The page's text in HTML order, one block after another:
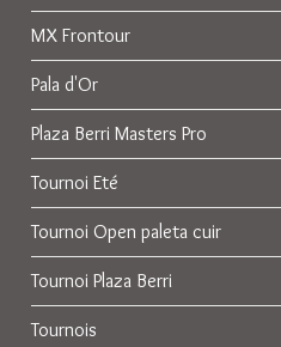
MX Frontour
Pala d'Or
Plaza Berri Masters Pro
Tournoi Eté
Tournoi Open paleta cuir
Tournoi Plaza Berri
Tournois